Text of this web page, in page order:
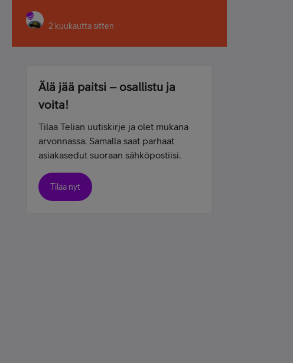
2 kuukautta sitten
Älä jää paitsi – osallistu ja
voita!
Tilaa Telian uutiskirje ja olet mukana
arvonnassa. Samalla saat parhaat
asiakasedut suoraan sähköpostiisi.
Tilaa nyt